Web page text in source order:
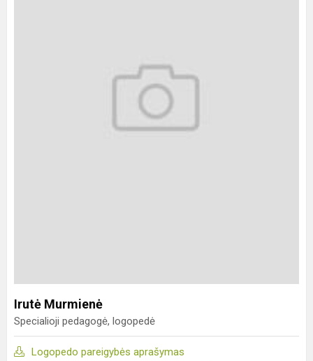
Irutė Murmienė
Specialioji pedagogė, logopedė
Logopedo pareigybės aprašymas